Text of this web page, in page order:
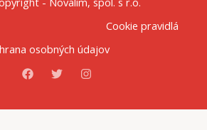
Cookie pravidlá
osobných údajov